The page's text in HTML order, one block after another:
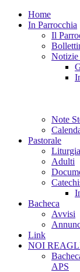
Home
In Parrocchia
Il
Notizie
Note
Pastorale
Liturgia
Adulti
Bacheca
Avvisi
Link
NOI
APS